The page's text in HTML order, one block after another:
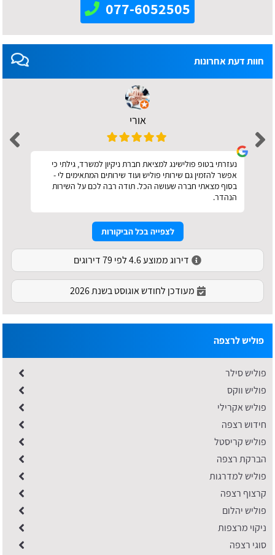
077-6052505
חוות דעת אחרונות
אורי
נעזרתי בטופ פולישינג למציאת חברת ניקיון למשרד, גילתי כי
אפשר להזמין גם שירותי פוליש ועוד שירותים המתאימים לי -
בסוף מצאתי חברה שעושה הכל. תודה רבה לכם על השירות
הנהדר.
לצפייה בכל הביקורות
דירוג ממוצע 4.6 לפי 79 דירוגים
מעודכן לחודש אוגוסט בשנת 2026
פוליש לרצפה
פוליש סילר
פוליש ווקס
פוליש אקרילי
חידוש רצפה
פוליש קריסטל
הברקת רצפה
פוליש למדרגות
קרצוף רצפה
פוליש יהלום
ניקוי מרצפות
סוגי רצפה